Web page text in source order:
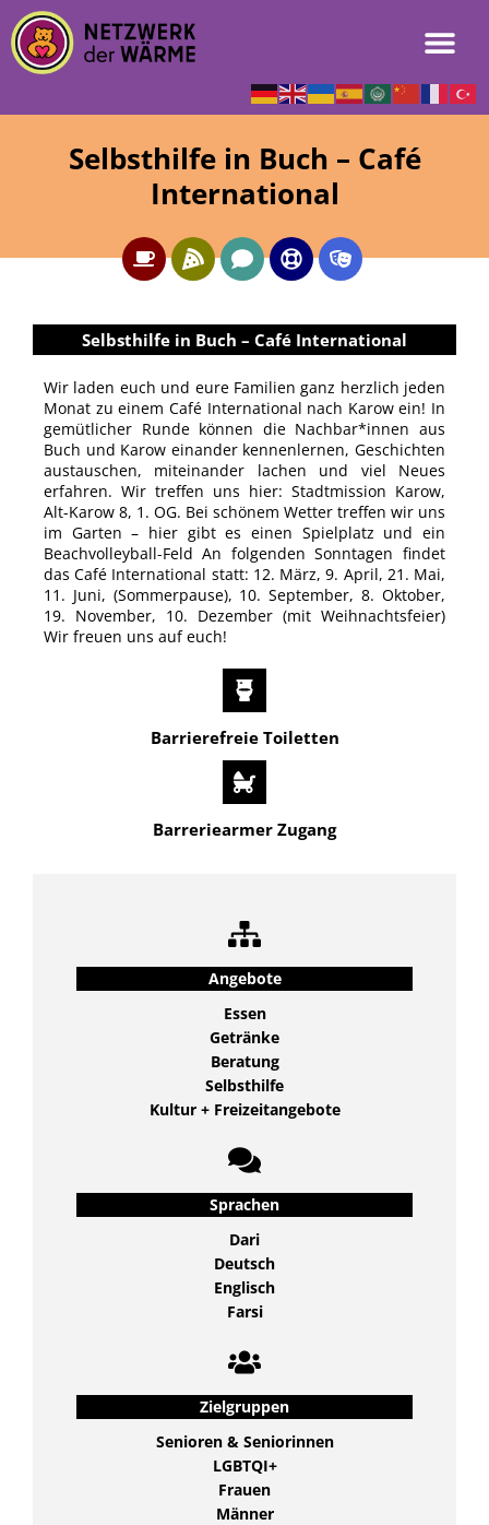
Selbsthilfe in Buch – Café
International
Selbsthilfe in Buch – Café International
Wir laden euch und eure Familien ganz herzlich jeden
Monat zu einem Café International nach Karow ein! In
gemütlicher Runde können die Nachbar*innen aus
Buch und Karow einander kennenlernen, Geschichten
austauschen, miteinander lachen und viel Neues
erfahren. Wir treffen uns hier: Stadtmission Karow,
Alt-Karow 8, 1. OG. Bei schönem Wetter treffen wir uns
im Garten – hier gibt es einen Spielplatz und ein
Beachvolleyball-Feld An folgenden Sonntagen findet
das Café International statt: 12. März, 9. April, 21. Mai,
11. Juni, (Sommerpause), 10. September, 8. Oktober,
19. November, 10. Dezember (mit Weihnachtsfeier)
Wir freuen uns auf euch!
Barrierefreie Toiletten
Barreriearmer Zugang
Angebote
Essen
Getränke
Beratung
Selbsthilfe
Kultur + Freizeitangebote
Sprachen
Dari
Deutsch
Englisch
Farsi
Zielgruppen
Senioren & Seniorinnen
LGBTQI+
Frauen
Männer